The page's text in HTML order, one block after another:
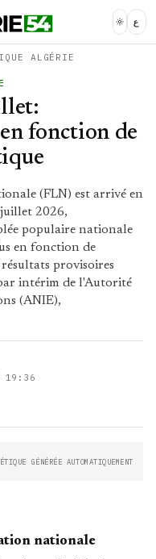
ع
ALGÉRIE
fonction de
(FLN) est arrivé en
2026,
populaire nationale
en fonction de
provisoires
intérim de l'Autorité
(ANIE),
19:36
GÉNÉRÉE AUTOMATIQUEMENT
nationale